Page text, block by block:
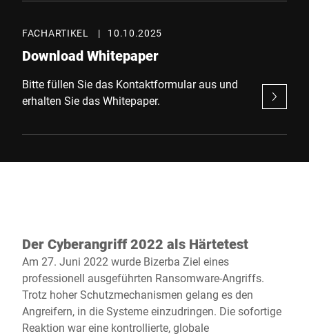
FACHARTIKEL | 10.10.2025
Download Whitepaper
Bitte füllen Sie das Kontaktformular aus und
erhalten Sie das Whitepaper.
Der Cyberangriff 2022 als Härtetest
Am 27. Juni 2022 wurde Bizerba Ziel eines
professionell ausgeführten Ransomware-Angriffs.
Trotz hoher Schutzmechanismen gelang es den
Angreifern, in die Systeme einzudringen. Die sofortige
Reaktion war eine kontrollierte, globale